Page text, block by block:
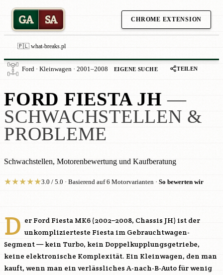
GA SA CHROME EXTENSION
🇵🇱 what-breaks.pl
Ford · Kleinwagen · 2001–2008 EIGENE SUCHE TEILEN
FORD FIESTA JH —
SCHWACHSTELLEN &
PROBLEME
Schwachstellen, Motorenbewertung und Kaufberatung
★★★★★3.0 / 5.0 · Basierend auf 6 Motorvarianten · So bewerten wir
D er Ford Fiesta MK6 (2002–2008, Chassis JH) ist der
unkomplizierteste Fiesta im Gebrauchtwagen-
Segment — kein Turbo, kein Doppelkupplungsgetriebe,
keine elektronische Komplexität. Ein Kleinwagen, den man
kauft, wenn man ein verlässliches A-nach-B-Auto für wenig